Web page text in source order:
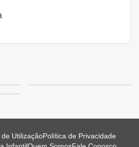
UtilizaçãoPolítica de Privacidade